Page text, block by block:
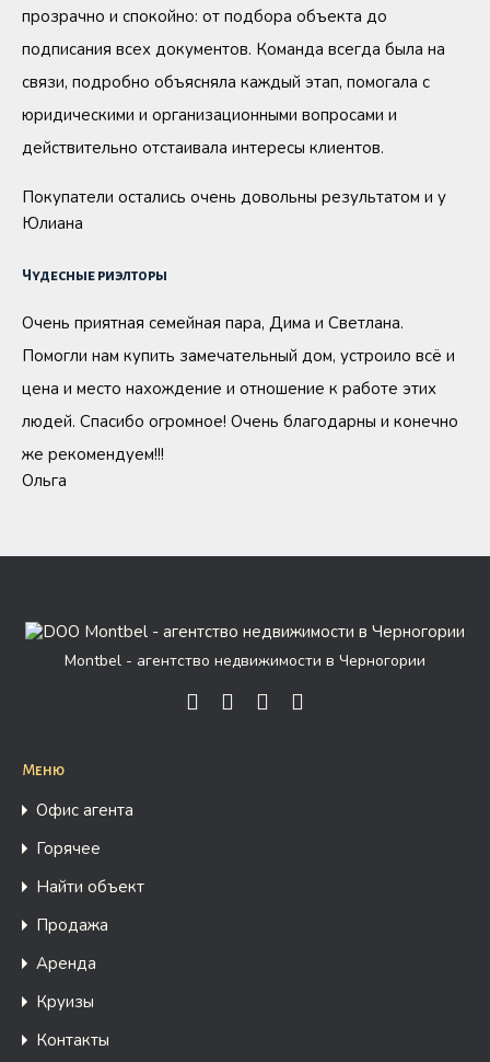
прозрачно и спокойно: от подбора объекта до
подписания всех документов. Команда всегда была на
связи, подробно объясняла каждый этап, помогала с
юридическими и организационными вопросами и
действительно отстаивала интересы клиентов.
Покупатели остались очень довольны результатом и у
Юлиана
Чудесные риэлторы
Очень приятная семейная пара, Дима и Светлана.
Помогли нам купить замечательный дом, устроило всё и
цена и место нахождение и отношение к работе этих
людей. Спасибо огромное! Очень благодарны и конечно
же рекомендуем!!!
Ольга
Montbel - агентство недвижимости в Черногории
Меню
Офис агента
Горячее
Найти объект
Продажа
Аренда
Круизы
Контакты